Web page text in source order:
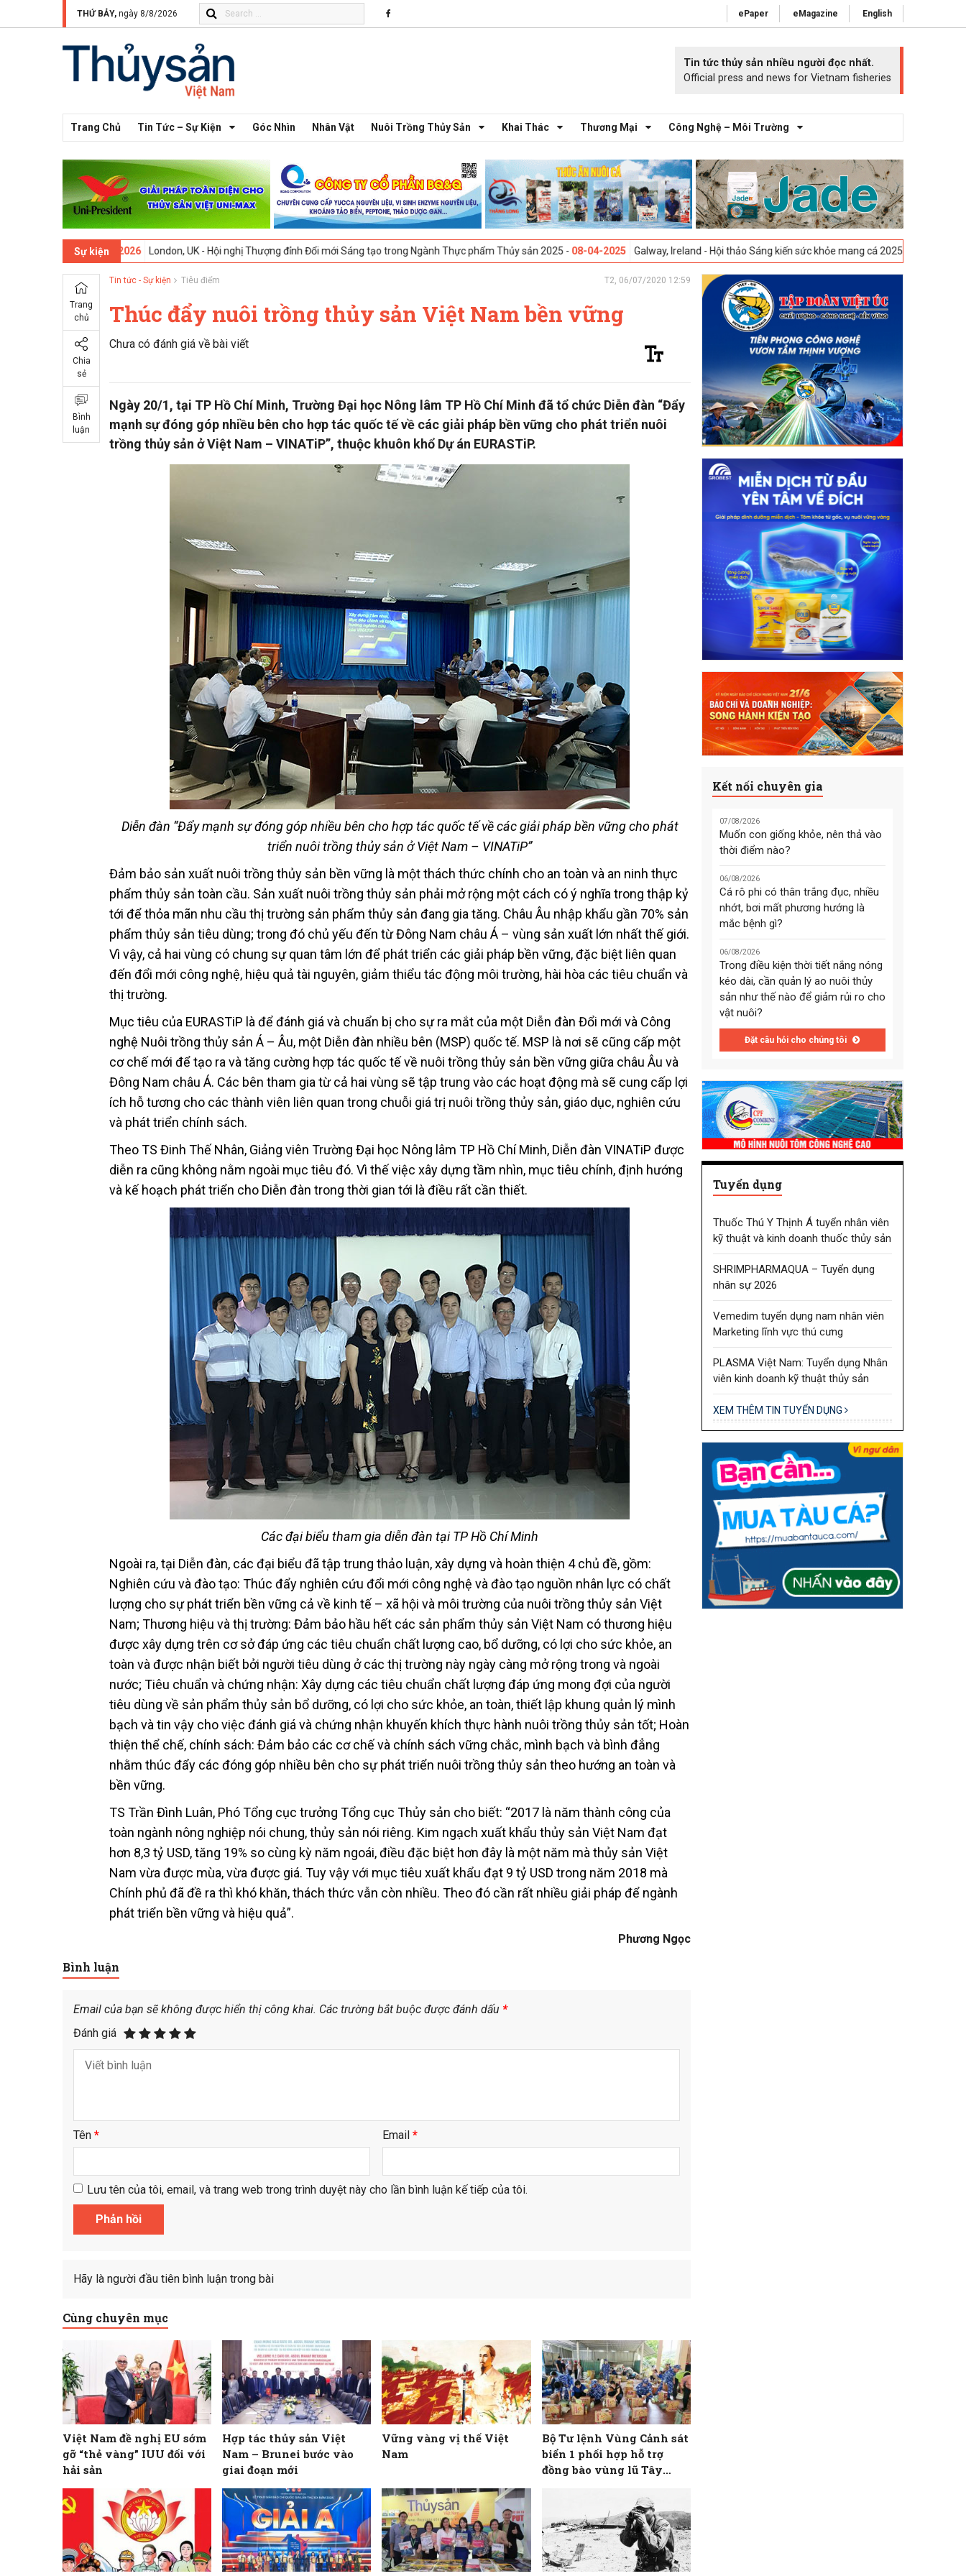
THỨ BẢY, ngày 8/8/2026 ePaper eMagazine English
Tin tức thủy sản nhiều người đọc nhất.
Official press and news for Vietnam fisheries
Trang Chủ Tin Tức – Sự Kiện Góc Nhìn Nhân Vật Nuôi Trồng Thủy Sản Khai Thác Thương Mại Công Nghệ – Môi Trường
Sự kiện
London, UK - Hội nghị Thượng đỉnh Đổi mới Sáng tạo trong Ngành Thực phẩm Thủy sản 2025 -08-04-2025 Galway, Ireland - Hội thảo Sáng kiến sức khỏe mang cá 2025 -23-04-2025 Vigo, Tây Ban
Trang
chủ
Chia
sẻ
Bình
luận
Tin tức - Sự kiện Tiêu điểm T2, 06/07/2020 12:59
Thúc đẩy nuôi trồng thủy sản Việt Nam bền vững
Chưa có đánh giá về bài viết
Ngày 20/1, tại TP Hồ Chí Minh, Trường Đại học Nông lâm TP Hồ Chí Minh đã tổ chức Diễn đàn “Đẩy
mạnh sự đóng góp nhiều bên cho hợp tác quốc tế về các giải pháp bền vững cho phát triển nuôi
trồng thủy sản ở Việt Nam – VINATiP”, thuộc khuôn khổ Dự án EURASTiP.
Diễn đàn “Đẩy mạnh sự đóng góp nhiều bên cho hợp tác quốc tế về các giải pháp bền vững cho phát
triển nuôi trồng thủy sản ở Việt Nam – VINATiP”
Đảm bảo sản xuất nuôi trồng thủy sản bền vững là một thách thức chính cho an toàn và an ninh thực
phẩm thủy sản toàn cầu. Sản xuất nuôi trồng thủy sản phải mở rộng một cách có ý nghĩa trong thập kỷ
tới để thỏa mãn nhu cầu thị trường sản phẩm thủy sản đang gia tăng. Châu Âu nhập khẩu gần 70% sản
phẩm thủy sản tiêu dùng; trong đó chủ yếu đến từ Đông Nam châu Á – vùng sản xuất lớn nhất thế giới.
Vì vậy, cả hai vùng có chung sự quan tâm lớn để phát triển các giải pháp bền vững, đặc biệt liên quan
đến đổi mới công nghệ, hiệu quả tài nguyên, giảm thiểu tác động môi trường, hài hòa các tiêu chuẩn và
thị trường.
Mục tiêu của EURASTiP là để đánh giá và chuẩn bị cho sự ra mắt của một Diễn đàn Đổi mới và Công
nghệ Nuôi trồng thủy sản Á – Âu, một Diễn đàn nhiều bên (MSP) quốc tế. MSP là nơi sẽ cũng cấp một
cơ chế mới để tạo ra và tăng cường hợp tác quốc tế về nuôi trồng thủy sản bền vững giữa châu Âu và
Đông Nam châu Á. Các bên tham gia từ cả hai vùng sẽ tập trung vào các hoạt động mà sẽ cung cấp lợi
ích hỗ tương cho các thành viên liên quan trong chuỗi giá trị nuôi trồng thủy sản, giáo dục, nghiên cứu
và phát triển chính sách.
Theo TS Đinh Thế Nhân, Giảng viên Trường Đại học Nông lâm TP Hồ Chí Minh, Diễn đàn VINATiP được
diễn ra cũng không nằm ngoài mục tiêu đó. Vì thế việc xây dựng tầm nhìn, mục tiêu chính, định hướng
và kế hoạch phát triển cho Diễn đàn trong thời gian tới là điều rất cần thiết.
Các đại biểu tham gia diễn đàn tại TP Hồ Chí Minh
Ngoài ra, tại Diễn đàn, các đại biểu đã tập trung thảo luận, xây dựng và hoàn thiện 4 chủ đề, gồm:
Nghiên cứu và đào tạo: Thúc đẩy nghiên cứu đổi mới công nghệ và đào tạo nguồn nhân lực có chất
lượng cho sự phát triển bền vững cả về kinh tế – xã hội và môi trường của nuôi trồng thủy sản Việt
Nam; Thương hiệu và thị trường: Đảm bảo hầu hết các sản phẩm thủy sản Việt Nam có thương hiệu
được xây dựng trên cơ sở đáp ứng các tiêu chuẩn chất lượng cao, bổ dưỡng, có lợi cho sức khỏe, an
toàn và được nhận biết bởi người tiêu dùng ở các thị trường này ngày càng mở rộng trong và ngoài
nước; Tiêu chuẩn và chứng nhận: Xây dựng các tiêu chuẩn chất lượng đáp ứng mong đợi của người
tiêu dùng về sản phẩm thủy sản bổ dưỡng, có lợi cho sức khỏe, an toàn, thiết lập khung quản lý mình
bạch và tin vậy cho việc đánh giá và chứng nhận khuyến khích thực hành nuôi trồng thủy sản tốt; Hoàn
thiện thể chế, chính sách: Đảm bảo các cơ chế và chính sách vững chắc, mình bạch và bình đẳng
nhằm thúc đẩy các đóng góp nhiều bên cho sự phát triển nuôi trồng thủy sản theo hướng an toàn và
bền vững.
TS Trần Đình Luân, Phó Tổng cục trưởng Tổng cục Thủy sản cho biết: “2017 là năm thành công của
toàn ngành nông nghiệp nói chung, thủy sản nói riêng. Kim ngạch xuất khẩu thủy sản Việt Nam đạt
hơn 8,3 tỷ USD, tăng 19% so cùng kỳ năm ngoái, điều đặc biệt hơn đây là một năm mà thủy sản Việt
Nam vừa được mùa, vừa được giá. Tuy vậy với mục tiêu xuất khẩu đạt 9 tỷ USD trong năm 2018 mà
Chính phủ đã đề ra thì khó khăn, thách thức vẫn còn nhiều. Theo đó cần rất nhiều giải pháp để ngành
phát triển bền vững và hiệu quả”.
Phương Ngọc
Bình luận
Email của bạn sẽ không được hiển thị công khai. Các trường bắt buộc được đánh dấu *
Đánh giá
Tên * Email*
Lưu tên của tôi, email, và trang web trong trình duyệt này cho lần bình luận kế tiếp của tôi.
Hãy là người đầu tiên bình luận trong bài
Cùng chuyên mục
Việt Nam đề nghị EU sớm
gỡ “thẻ vàng” IUU đối với
hải sản
Hợp tác thủy sản Việt
Nam – Brunei bước vào
giai đoạn mới
Vững vàng vị thế Việt
Nam
Bộ Tư lệnh Vùng Cảnh sát
biển 1 phối hợp hỗ trợ
đồng bào vùng lũ Tây
Kết nối chuyên gia
07/08/2026
Muốn con giống khỏe, nên thả vào
thời điểm nào?
06/08/2026
Cá rô phi có thân trắng đục, nhiều
nhớt, bơi mất phương hướng là
mắc bệnh gì?
06/08/2026
Trong điều kiện thời tiết nắng nóng
kéo dài, cần quản lý ao nuôi thủy
sản như thế nào để giảm rủi ro cho
vật nuôi?
Đặt câu hỏi cho chúng tôi
Tuyển dụng
Thuốc Thú Y Thịnh Á tuyển nhân viên
kỹ thuật và kinh doanh thuốc thủy sản
SHRIMPHARMAQUA – Tuyển dụng
nhân sự 2026
Vemedim tuyển dụng nam nhân viên
Marketing lĩnh vực thú cưng
PLASMA Việt Nam: Tuyển dụng Nhân
viên kinh doanh kỹ thuật thủy sản
XEM THÊM TIN TUYỂN DỤNG